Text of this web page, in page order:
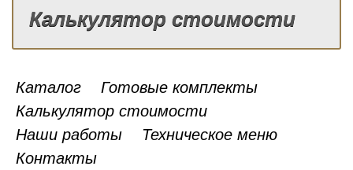
Калькулятор стоимости
Каталог
Готовые комплекты
Калькулятор стоимости
Наши работы
Техническое меню
Контакты